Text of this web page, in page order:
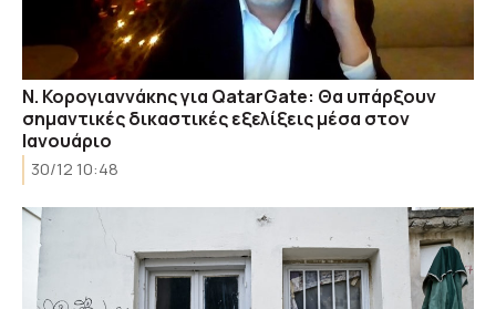
Ν. Κορογιαννάκης για QatarGate: Θα υπάρξουν
σημαντικές δικαστικές εξελίξεις μέσα στον
Ιανουάριο
30/12 10:48